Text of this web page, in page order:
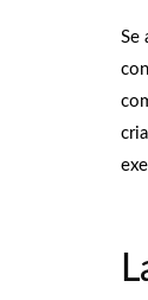
Se